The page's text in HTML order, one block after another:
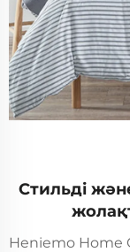
Стильді
Heniemo Home